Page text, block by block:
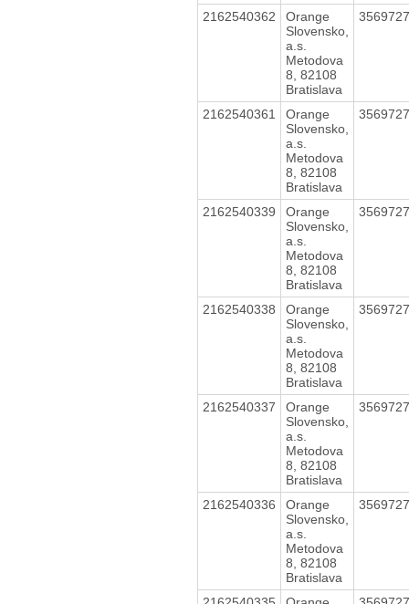
2162540362
Orange
Slovensko,
a.s.
Metodova
8, 82108
Bratislava
2162540361
Orange
Slovensko,
a.s.
Metodova
8, 82108
Bratislava
2162540339
Orange
Slovensko,
a.s.
Metodova
8, 82108
Bratislava
2162540338
Orange
Slovensko,
a.s.
Metodova
8, 82108
Bratislava
2162540337
Orange
Slovensko,
a.s.
Metodova
8, 82108
Bratislava
2162540336
Orange
Slovensko,
a.s.
Metodova
8, 82108
Bratislava